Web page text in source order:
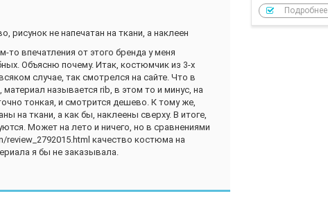
рисунок не напечатан на ткани, а наклеен
впечатления от этого бренда у меня
Объясню почему. Итак, костюмчик из 3-х
случае, так смотрелся на сайте. Что в
называется rib, в этом то и минус, на
тонкая, и смотрится дешево. К тому же,
на ткани, а как бы, наклеены сверху. В итоге,
Может на лето и ничего, но в сравнениями
качество костюма на
я бы не заказывала.
Подробнее